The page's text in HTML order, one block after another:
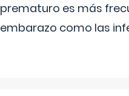
prematuro es más
embarazo como las